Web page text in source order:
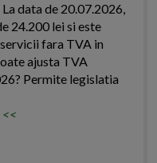
data de 20.07.2026,
24.200 lei si este
fara TVA in
ajusta TVA
Permite legislatia
<<